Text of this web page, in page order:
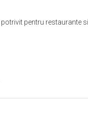
pentru restaurante si